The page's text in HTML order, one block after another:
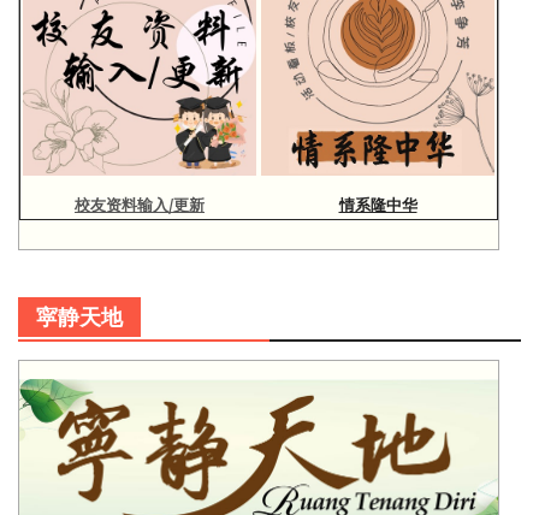
校友资料输入/更新 情系隆中华
寜静天地